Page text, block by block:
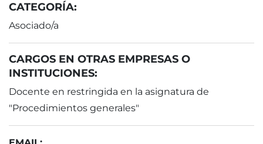
CATEGORÍA:
Asociado/a
CARGOS EN OTRAS EMPRESAS O
INSTITUCIONES:
Docente en restringida en la asignatura de
"Procedimientos generales"